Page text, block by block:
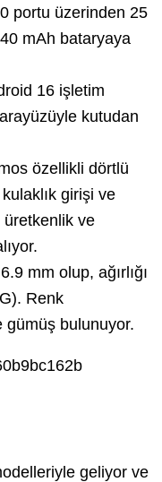
portu üzerinden 25
mAh bataryaya
16 işletim
kutudan
özellikli dörtlü
girişi ve
ve
mm olup, ağırlığı
Renk
gümüş bulunuyor.
geliyor ve